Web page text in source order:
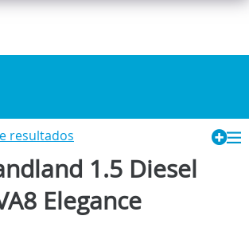
resultados
1.5 Diesel
Elegance